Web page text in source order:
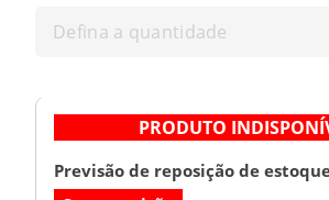
Defina a quantidade
PRODUTO
Previsão de reposição de